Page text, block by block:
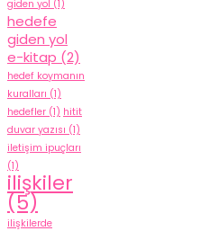
giden yol (1)
hedefe
giden yol
e-kitap (2)
hedef koymanın
kuralları (1)
hedefler (1) hitit
duvar yazısı (1)
iletişim ipuçları
(1)
ilişkiler
(5)
ilişkilerde